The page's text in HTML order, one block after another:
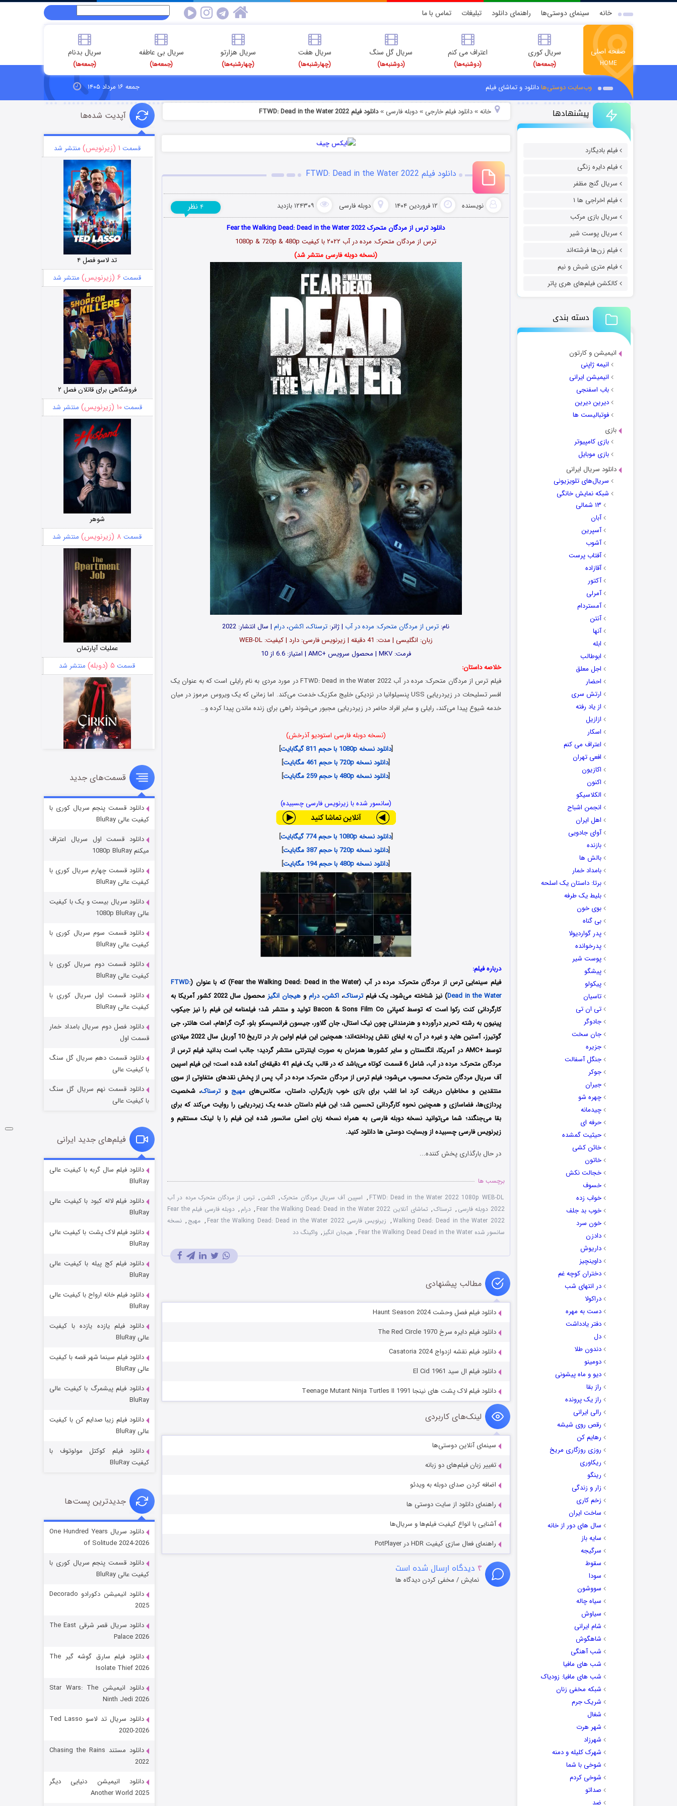
خانه سینمای دوستی‌ها راهنمای دانلود تبلیغات تماس با ما
صفحه اصلی
HOME
سریال کوری
(جمعه‌ها)
اعتراف می کنم
(دوشنبه‌ها)
سریال گل سنگ
(دوشنبه‌ها)
سریال هفت
(چهارشنبه‌ها)
سریال هزارتو
(چهارشنبه‌ها)
سریال بی عاطفه
(جمعه‌ها)
سریال بدنام
(جمعه‌ها)
وب‌سایت دوستی‌هادانلود و تماشای فیلم جمعه ۱۶ مرداد ۱۴۰۵
پیشنهادها
فیلم بادیگارد
فیلم دایره زنگی
سریال گنج مظفر
فیلم اخراجی ها ۱
سریال بازی مرکب
سریال پوست شیر
فیلم زن‌ها فرشته‌اند
فیلم متری شیش و نیم
کالکشن فیلم‌های هری پاتر
دسته بندی
انیمیشن و کارتون
انیمه ژاپنی
انیمیشن ایرانی
باب اسفنجی
دیرین دیرین
فوتبالیست ها
بازی
بازی کامپیوتر
بازی موبایل
دانلود سریال ایرانی
سریال‌های تلویزیونی
شبکه نمایش خانگی
۱۳ شمالی
آبان
آسپرین
آشوب
آفتاب پرست
آقازاده
آکتور
آمرلی
آمستردام
آنتن
آنها
ابله
ابوطالب
اجل معلق
احضار
ارتش سری
از یاد رفته
ازازیل
اسکار
اعتراف می کنم
افعی تهران
اکازیون
اکنون
الکلاسیکو
انجمن اشباح
اهل ایران
آوای جادویی
بازنده
بالش ها
بامداد خمار
برتا: داستان یک اسلحه
بلیط یک‌‌ طرفه
بوی خون
بی گناه
پدر گواردیولا
پدرخوانده
پوست شیر
پیشگو
پیکولو
تاسیان
تی ان تی
جادوگر
جان سخت
جزیره
جنگل آسفالت
جوکر
جیران
چهره شو
چیدمانه
حرفه ای
حیثیت گمشده
خائن کشی
خاتون
خجالت نکش
خسوف
خواب زده
خوب بد جلف
خون سرد
دادزن
داریوش
داوینچیز
دختران کوچه غم
در انتهای شب
دراکولا
دست به مهره
دفتر یادداشت
دل
دندون طلا
دومینو
دیو و ماه پیشونی
راز بقا
راز یک پرونده
رالی ایرانی
رقص روی شیشه
رهایم کن
روزی روزگاری مریخ
ریکاوری
رینگو
زار و زندگی
زخم کاری
ساخت ایران
سال های دور از خانه
سایه باز
سرگیجه
سقوط
سودا
سووشون
سیاه چاله
سیاوش
شام ایرانی
شاهگوش
شب آهنگی
شب های مافیا
شب های مافیا: زودیاک
شبکه مخفی زنان
شریک جرم
شغال
شهر هرت
شهرزاد
شهرک کلیله و دمنه
شوخی با شما
شوخی کردم
صداتو
ضد
خانه» دانلود فیلم خارجی » دوبله فارسی »دانلود فیلم FTWD: Dead in the Water 2022
دانلود فیلم FTWD: Dead in the Water 2022
نویسنده ۱۲ فروردین ۱۴۰۴ دوبله فارسی ۱۲۴۳۰۹ بازدید ۴ نظر
دانلود ترس از مردگان متحرک Fear the Walking Dead: Dead in the Water 2022
ترس از مردگان متحرک: مرده در آب ۲۰۲۲ با کیفیت 1080p & 720p & 480p
(نسخه دوبله فارسی منتشر شد)
نام: ترس از مردگان متحرک: مرده در آب | ژانر: ترسناک، اکشن، درام| سال انتشار: 2022
زبان: انگلیسی | مدت‌: 41 دقیقه | زیرنویس فارسی: دارد | کیفیت: WEB-DL
فرمت: MKV | محصول سرویس +AMC | امتیاز: 6.6 از 10
خلاصه داستان:
فیلم ترس از مردگان متحرک: مرده در آب FTWD: Dead in the Water 2022 در مورد مردی به نام رایلی است که به عنوان یک
افسر تسلیحات در زیردریایی USS پنسیلوانیا در نزدیکی خلیج مکزیک خدمت می‌کند. اما زمانی که یک ویروس مرموز در میان
خدمه شیوع پیدا می‌کند، رایلی و سایر افراد حاضر در زیردریایی مجبور می‌شوند راهی برای زنده ماندن پیدا کرده و…
(نسخه دوبله فارسی استودیو آذرخش)
[دانلود نسخه 1080p با حجم 811 گیگابایت
]
[دانلود نسخه 720p با حجم 461 مگابایت
]
[دانلود نسخه 480p با حجم 259 مگابایت ]
(سانسور شده با زیرنویس فارسی چسبیده)
[دانلود نسخه 1080p با حجم 774 گیگابایت
]
[دانلود نسخه 720p با حجم 387 مگابایت
]
[دانلود نسخه 480p با حجم 194 مگابایت ]
درباره فیلم:
فیلم سینمایی ترس از مردگان متحرک: مرده در آب (Fear the Walking Dead: Dead in the Water) که با عنوان (
FTWD:
Dead in the Water) نیز شناخته می‌شود، یک فیلمترسناک،اکشن،درام و هیجان انگیز
محصول سال 2022 کشور آمریکا به
کارگردانی کنت رکوا است که توسط کمپانی Bacon & Sons Film Co تولید و منتشر شد؛ فیلمنامه این فیلم را نیز جیکوب
پینیون به رشته تحریر درآورده و هنرمندانی چون نیک استال، جان گلاور، جیسون فرانسیسکو بلو، گرت گراهام، امت هانتر، جی
گوتیرز، آستین هاید و غیره در آن به ایفای نقش پرداخته‌اند؛ همچنین این فیلم اولین بار در تاریخ 10 آوریل سال 2022 میلادی
توسط +AMC در آمریکا، انگلستان و سایر کشورها همزمان به صورت اینترنتی منتشر گردید؛ جالب است بدانید فیلم ترس از
مردگان متحرک: مرده در آب، شامل 6 قسمت کوتاه می‌باشد که در قالب یک فیلم 41 دقیقه‌ای آماده شده است؛ این فیلم اسپین
آف سریال مردگان متحرک محسوب می‌شود؛ فیلم ترس از مردگان متحرک: مرده در آب پس از پخش نقدهای متفاوتی از سوی
منتقدین و مخاطبان دریافت کرد اما اغلب برای بازی خوب بازیگران، داستان، سکانس‌های مهیج وترسناک، شخصیت
پردازی‌ها، فضاسازی و همچنین نحوه کارگردانی تحسین شد؛ این فیلم داستان خدمه یک زیردریایی را روایت می‌کند که برای
بقا می‌‌جنگند؛ شما می‌توانید نسخه دوبله فارسی به همراه نسخه زبان اصلی سانسور شده این فیلم را با لینک مستقیم و
زیرنویس فارسی چسبیده از وبسایت دوستی ها دانلود کنید.
در حال بارگذاری پخش کننده...
برچسب ها
FTWD: Dead in the Water 2022 1080p WEB-DL
, اسپین آف سریال مردگان متحرک, اکشن , ترس از مردگان متحرک مرده در آب
2022 دوبله فارسی
, ترسناک, تماشای آنلاین Fear the Walking Dead: Dead in the Water 2022 , درام ,
دوبله فارسی فیلم Fear the
Walking Dead: Dead in the Water 2022
, زیرنویس فارسی Fear the Walking Dead: Dead in the Water 2022 , مهیج , نسخه
سانسور شده Fear the Walking Dead Dead in the Water
, هیجان انگیز , واکینگ دد
مطالب پیشنهادی
دانلود فیلم فصل وحشت Haunt Season 2024
دانلود فیلم دایره سرخ The Red Circle 1970
دانلود فیلم نقشه ازدواج Casatoria 2024
دانلود فیلم ال سید El Cid 1961
دانلود فیلم لاک‌ پشت‌ های نینجا Teenage Mutant Ninja Turtles II 1991
لینک‌های کاربردی
سینمای آنلاین دوستی‌ها
تغییر زبان فیلم‌های دو زبانه
اضافه کردن صدای دوبله به ویدئو
راهنمای دانلود از سایت دوستی ها
آشنایی با انواع کیفیت فیلم‌ها و سریال‌ها
راهنمای فعال سازی کیفیت HDR در PotPlayer
۴ دیدگاه ارسال شده است
نمایش / مخفی کردن دیدگاه ها
آپدیت شده‌ها
قسمت ۱ (زیرنویس) منتشر شد
تد لاسو فصل ۴
قسمت ۶ (زیرنویس) منتشر شد
فروشگاهی برای قاتلان فصل ۲
قسمت۱۰ (زیرنویس) منتشر شد
شوهر
قسمت ۸ (زیرنویس) منتشر شد
عملیات آپارتمان
قسمت ۵ (دوبله) منتشر شد
سریال زشت
قسمت۲ (زیرنویس) منتشر شد
مردگان متحرک: شهر مرده ۳
شکست استوارت در نجات جهان
قسمت ۷ (زیرنویس) منتشر شد
شوگر فصل ۲
قسمت
خاندان اژدها فصل ۳
جادوگری در مغولستان
قسمت ۶ (زیرنویس)
رویایی برای تو
قسمت۱۵ (دوبله)
قسمت‌های جدید
دانلود قسمت پنجم سریال کوری با
کیفیت عالی BluRay
دانلود قسمت اول سریال اعتراف
میکنم 1080p BluRay
دانلود قسمت چهارم سریال کوری با
کیفیت عالی BluRay
دانلود سریال بیست و یک با کیفیت
عالی 1080p BluRay
دانلود قسمت سوم سریال کوری با
کیفیت عالی BluRay
دانلود قسمت دوم سریال کوری با
کیفیت عالی BluRay
دانلود قسمت اول سریال کوری با
کیفیت عالی BluRay
دانلود فصل دوم سریال بامداد خمار
قسمت اول
دانلود قسمت دهم سریال گل سنگ
با کیفیت عالی
دانلود قسمت نهم سریال گل سنگ
با کیفیت عالی
فیلم‌های جدید ایرانی
دانلود فیلم سال گربه با کیفیت عالی
BluRay
دانلود فیلم لاله کبود با کیفیت عالی
BluRay
دانلود فیلم لاک پشت با کیفیت عالی
BluRay
دانلود فیلم کج‌ پیله با کیفیت عالی
BluRay
دانلود فیلم خانه ارواح با کیفیت عالی
BluRay
دانلود فیلم یازده یازده با کیفیت
عالی BluRay
دانلود فیلم سینما شهر قصه با کیفیت
عالی BluRay
دانلود فیلم پیشمرگ با کیفیت عالی
BluRay
دانلود فیلم زیبا صدایم کن با کیفیت
عالی BluRay
دانلود فیلم کوکتل مولوتوف با
کیفیت BluRay
جدیدترین پست‌ها
دانلود سریال One Hundred Years
of Solitude 2024-2026
دانلود قسمت پنجم سریال کوری با
کیفیت عالی BluRay
دانلود انیمیشن دکورادو Decorado
2025
دانلود سریال قصر شرقی The East
Palace 2026
دانلود فیلم سارق گوشه گیر The
Isolate Thief 2026
دانلود انیمیشن Star Wars: The
Ninth Jedi 2026
دانلود سریال تد لاسو Ted Lasso
2020-2026
دانلود مستند Chasing the Rains
2022
دانلود انیمیشن دنیایی دیگر
Another World 2025